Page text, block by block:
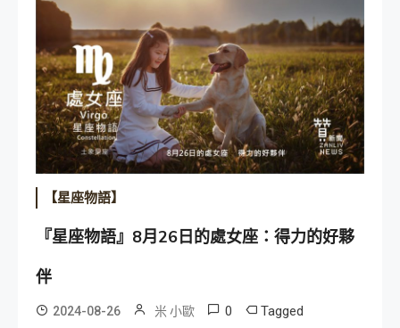
【星座物語】
『星座物語』8月26日的處女座：得力的好夥
伴
2024-08-26 米 小歐 0 Tagged